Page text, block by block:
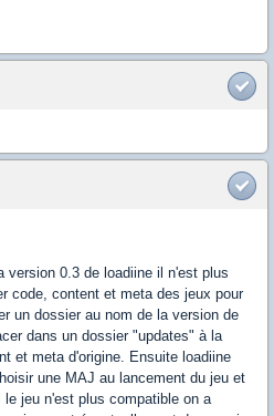
version 0.3 de loadiine il n'est plus
code, content et meta des jeux pour
un dossier au nom de la version de
dans un dossier "updates" à la
et meta d'origine. Ensuite loadiine
une MAJ au lancement du jeu et
jeu n'est plus compatible on a